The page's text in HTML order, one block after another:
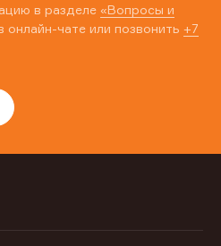
в разделе «Вопросы и
онлайн-чате или позвонить +7